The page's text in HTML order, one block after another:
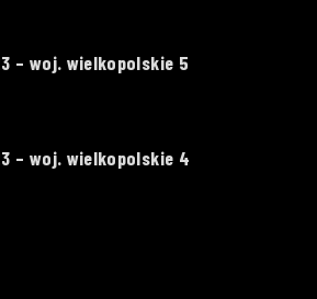
– woj. wielkopolskie 5
– woj. wielkopolskie 4